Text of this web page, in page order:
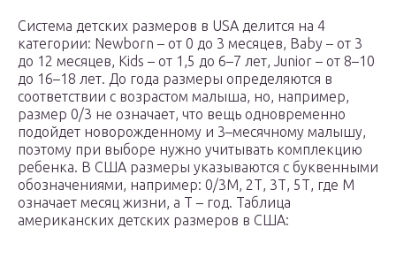
Система детских размеров в USA делится на 4
категории: Newborn – от 0 до 3 месяцев, Baby – от 3
до 12 месяцев, Kids – от 1,5 до 6–7 лет, Junior – от 8–10
до 16–18 лет. До года размеры определяются в
соответствии с возрастом малыша, но, например,
размер 0/3 не означает, что вещь одновременно
подойдет новорожденному и 3–месячному малышу,
поэтому при выборе нужно учитывать комплекцию
ребенка. В США размеры указываются с буквенными
обозначениями, например: 0/3М, 2Т, 3Т, 5Т, где М
означает месяц жизни, а Т – год. Таблица
американских детских размеров в США: